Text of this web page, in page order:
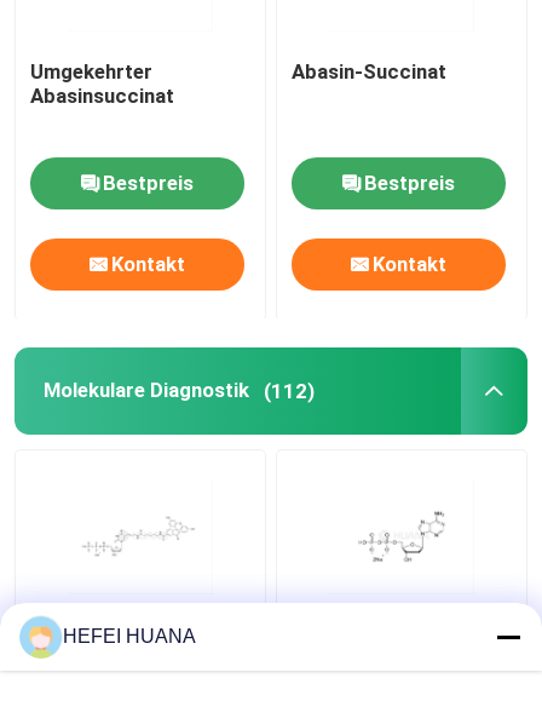
Fluoreszierende Farbstoffe
Liefersystem
Zolldienst
Umgekehrter
Abasinsuccinat
Bestpreis
Kontakt
Abasin-Succinat
Bestpreis
Kontakt
Molekulare Diagnostik (112)
Fluorescein-12-dUTP
1mM Natriumlösung
HEFEI HUANA